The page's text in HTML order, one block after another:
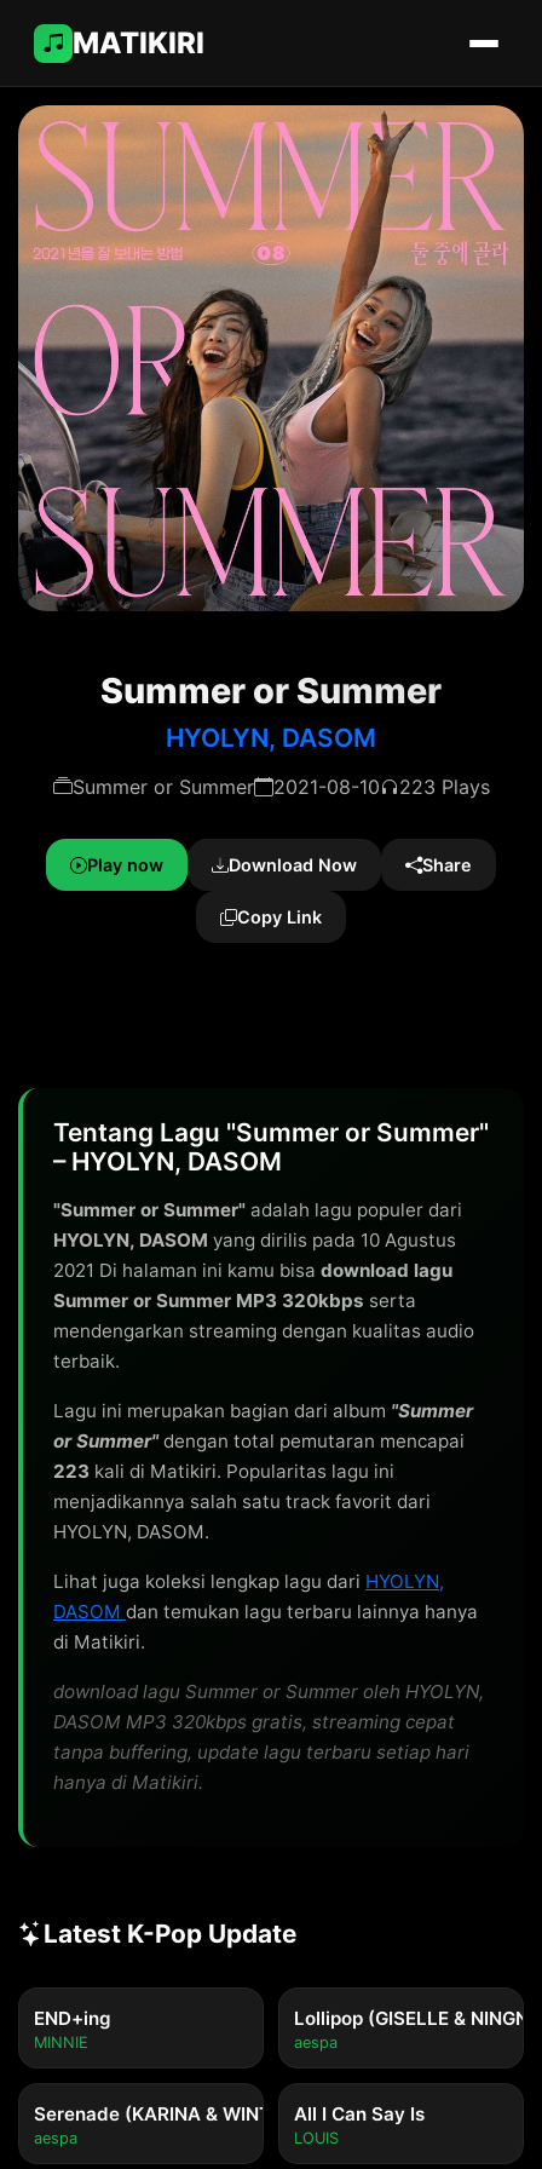
MATIKIRI
Summer or Summer
HYOLYN, DASOM
Summer or Summer 2021-08-10 223 Plays
Play now Download Now Share
Copy Link
Tentang Lagu "Summer or Summer"
– HYOLYN, DASOM
"Summer or Summer" adalah lagu populer dari
HYOLYN, DASOM yang dirilis pada 10 Agustus
2021 Di halaman ini kamu bisa download lagu
Summer or Summer MP3 320kbps serta
mendengarkan streaming dengan kualitas audio
terbaik.
Lagu ini merupakan bagian dari album "Summer
or Summer"dengan total pemutaran mencapai
223 kali di Matikiri. Popularitas lagu ini
menjadikannya salah satu track favorit dari
HYOLYN, DASOM.
Lihat juga koleksi lengkap lagu dari HYOLYN,
DASOM dan temukan lagu terbaru lainnya hanya
di Matikiri.
download lagu Summer or Summer oleh HYOLYN,
DASOM MP3 320kbps gratis, streaming cepat
tanpa buffering, update lagu terbaru setiap hari
hanya di Matikiri.
Latest K-Pop Update
END+ing
MINNIE
Lollipop (GISELLE &
aespa
Serenade (KARINA & WINTER)
aespa
All I Can Say Is
LOUIS